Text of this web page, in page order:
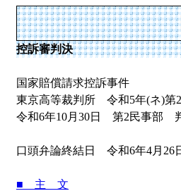
控訴審判決
国家賠償請求控訴事件
東京高等裁判所 令和5年(ネ)第
令和6年10月30日 第2民事部
口頭弁論終結日 令和6年4月26
■ 主 文